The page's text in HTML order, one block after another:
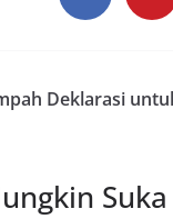
Deklarasi
Suka